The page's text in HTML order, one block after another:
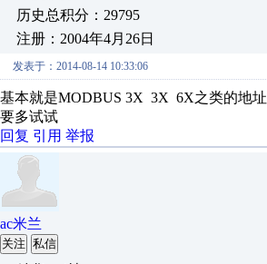
历史总积分：29795
注册：2004年4月26日
发表于：2014-08-14 10:33:06
基本就是MODBUS 3X 3X 6X之类的地址
要多试试
回复 引用 举报
ac米兰
关注 私信